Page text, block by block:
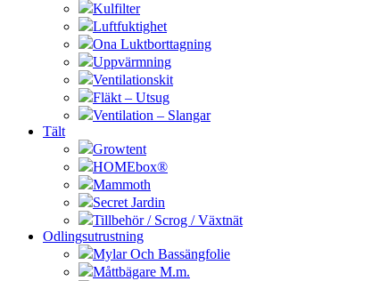
Kulfilter
Luftfuktighet
Ona Luktborttagning
Uppvärmning
Ventilationskit
Fläkt – Utsug
Ventilation – Slangar
Tält
Growtent
HOMEbox®
Mammoth
Secret Jardin
Tillbehör / Scrog / Växtnät
Odlingsutrustning
Mylar Och Bassängfolie
Måttbägare M.m.